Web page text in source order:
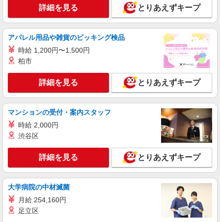
キープ 詳細を見る
株式会社kotrio /●SW-H1-1816832
≪北千住駅≫16時帰宅もOK♪病院で補助だけ
時給1650円〜2312円 ＜日払い有/週払い有/交
通費全支給(ガソリン代含む)＞
北千住周辺 ほか足立区内多数
キープ 詳細を見る
派遣社員
株式会社kotrio /●SW-H1-2001237
お試し勤務OK♪竹ノ塚駅▼病院で看護助手▼補
助作業のみ！面接なし
時給1550円〜2312円 ＜日払い有/週払い有/交
通費全支給(ガソリン代含む)＞
東京都足立区 ※最寄り駅：竹ノ塚
詳細を見る とりあえずキープ
アパレル用品や雑貨のピッキング検品
時給 1,200円〜1,500円
柏市
詳細を見る とりあえずキープ
マンションの受付・案内スタッフ
時給 2,000円
渋谷区
詳細を見る とりあえずキープ
大学病院の中材滅菌
月給 254,160円
足立区